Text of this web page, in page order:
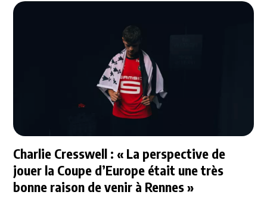
Charlie Cresswell : « La perspective de
jouer la Coupe d’Europe était une très
bonne raison de venir à Rennes »